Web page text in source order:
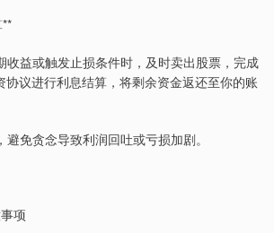
收益或触发止损条件时，及时卖出股票，完成
协议进行利息结算，将剩余资金返还至你的账
免贪念导致利润回吐或亏损加剧。
项